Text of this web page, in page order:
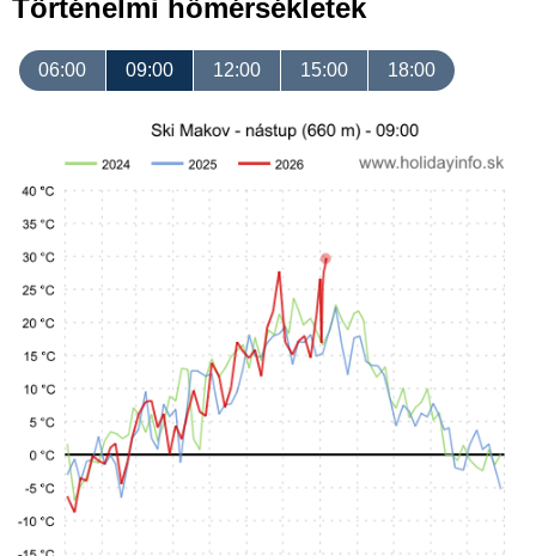
Történelmi hőmérsékletek
06:00 09:00 12:00 15:00 18:00